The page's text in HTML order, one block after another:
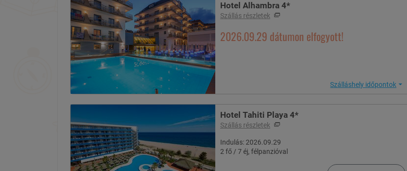
Hotel Alhambra 4*
Szállás részletek
2026.09.29 dátumon elfogyott!
Szálláshely időpontok
Hotel Tahiti Playa 4*
Szállás részletek
Indulás: 2026.09.29
2 fő / 7 éj, félpanzióval